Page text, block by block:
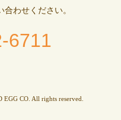
わせください。
6711
CO. All rights reserved.